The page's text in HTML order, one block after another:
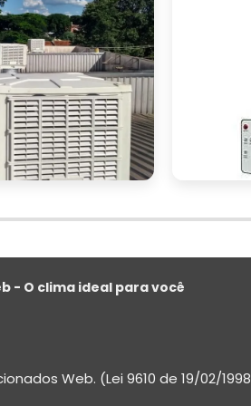
climatizador umidificador
que busca melhorar a
vão desde a melhoria da
equipamentos se
refletindo
Na plataforma
- O clima ideal para você
Web. (Lei 9610 de 19/02/